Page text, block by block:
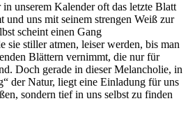
unserem Kalender oft das letzte Blatt
und uns mit seinem strengen Weiß zur
scheint einen Gang
sie stiller atmen, leiser werden, bis man
Blättern vernimmt, die nur für
Doch gerade in dieser Melancholie, in
der Natur, liegt eine Einladung für uns
sondern tief in uns selbst zu finden